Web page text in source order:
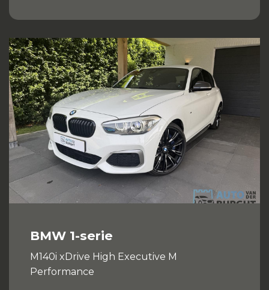
BMW 1-serie
M140i xDrive High Executive M
Performance